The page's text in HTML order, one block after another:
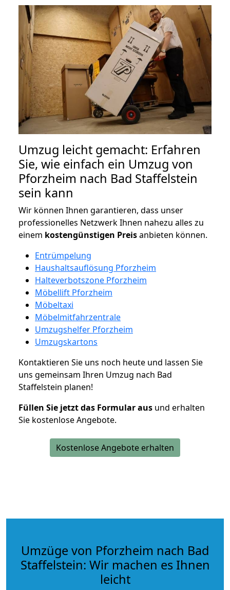
Umzug leicht gemacht: Erfahren
Sie, wie einfach ein Umzug von
Pforzheim nach Bad Staffelstein
sein kann
Wir können Ihnen garantieren, dass unser
professionelles Netzwerk Ihnen nahezu alles zu
einem kostengünstigen Preisanbieten können.
Entrümpelung
Haushaltsauflösung Pforzheim
Halteverbotszone Pforzheim
Möbellift Pforzheim
Möbeltaxi
Möbelmitfahrzentrale
Umzugshelfer Pforzheim
Umzugskartons
Kontaktieren Sie uns noch heute und lassen Sie
uns gemeinsam Ihren Umzug nach Bad
Staffelstein planen!
Füllen Sie jetzt das Formular aus und erhalten
Sie kostenlose Angebote.
Kostenlose Angebote erhalten
Umzüge von Pforzheim nach Bad
Staffelstein: Wir machen es Ihnen
leicht